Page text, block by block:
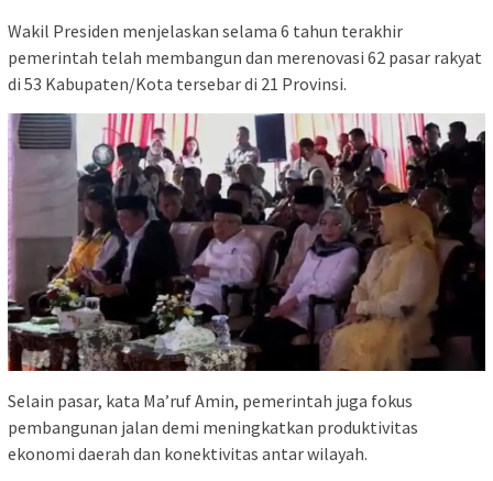
Wakil Presiden menjelaskan selama 6 tahun terakhir
pemerintah telah membangun dan merenovasi 62 pasar rakyat
di 53 Kabupaten/Kota tersebar di 21 Provinsi.
Selain pasar, kata Ma’ruf Amin, pemerintah juga fokus
pembangunan jalan demi meningkatkan produktivitas
ekonomi daerah dan konektivitas antar wilayah.